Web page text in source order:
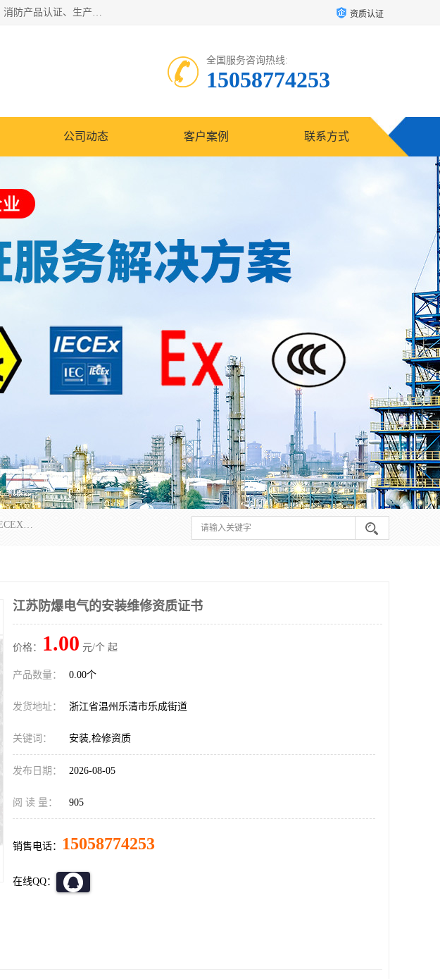
本公司专业从事全国：防爆认证、煤安认证、劳安认证、体系认证、产品认证、ATEX认证、IECEX认证、消防产品认证、生产认可证、验厂指导、认证技术支持、企业管理策划等一站式咨询服务。 用我们的智慧、经验、真诚与勤恳，分享成长的喜悦！ 全国24小时咨询热线：* 认证咨询：张老师（全国*） 资质认证
全国服务咨询热线:
15058774253
公司动态 客户案例 联系方式
本公司专业从事全国：防爆认证、煤安认证、劳安认证、体系认证、产品认证、ATEX认证、IECEX认证、消防产品认证、生产认可证、验厂指导、认证技术支持、企业管理策划等一站式咨询服务。 用我们的智慧、经验、真诚与勤恳，分享成长的喜悦！ 全国24小时咨询热线：* 认证咨询：张老师（全国*）
江苏防爆电气的安装维修资质证书
价格： 1.00 元/个 起
产品数量： 0.00个
发货地址： 浙江省温州乐清市乐成街道
关键词： 安装,检修资质
发布日期： 2026-08-05
阅 读 量： 905
销售电话： 15058774253
在线QQ：